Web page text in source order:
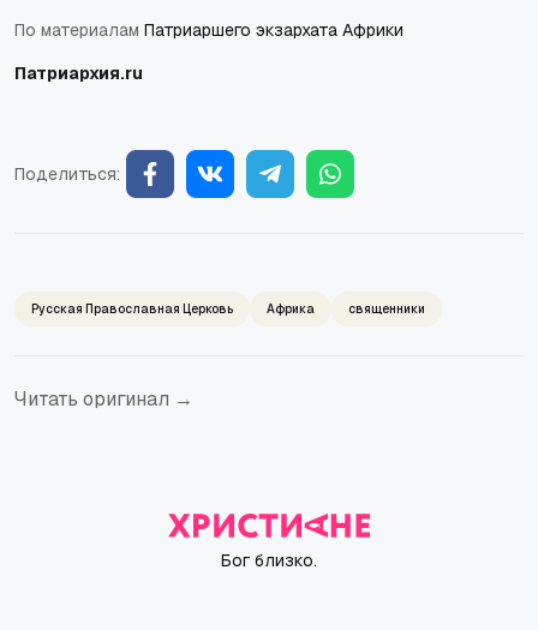
По материалам Патриаршего экзархата Африки
Патриархия.ru
Поделиться:
Русская Православная Церковь Африка священники
Читать оригинал →
Бог близко.